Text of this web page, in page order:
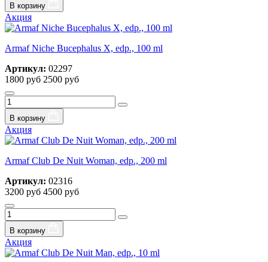
В корзину
Акция
Armaf Niche Bucephalus X, edp., 100 ml
Артикул: 02297
1800 руб 2500 руб
В корзину
Акция
Armaf Club De Nuit Woman, edp., 200 ml
Артикул: 02316
3200 руб 4500 руб
В корзину
Акция